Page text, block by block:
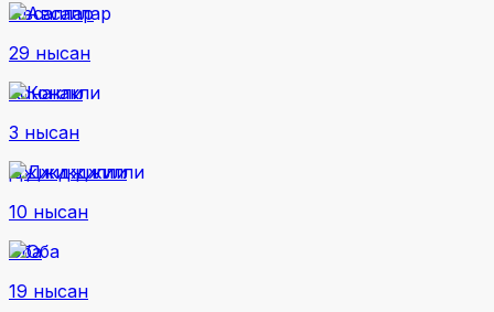
Авсаллар
29 нысан
Конакли
3 нысан
Джикджилли
10 нысан
Оба
19 нысан